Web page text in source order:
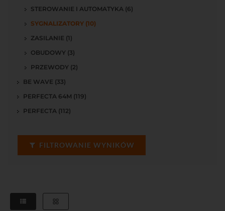
STEROWANIE I AUTOMATYKA (6)
SYGNALIZATORY (10)
ZASILANIE (1)
OBUDOWY (3)
PRZEWODY (2)
BE WAVE (33)
PERFECTA 64M (119)
PERFECTA (112)
FILTROWANIE WYNIKÓW